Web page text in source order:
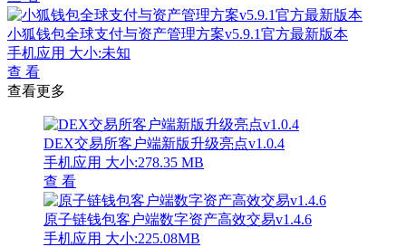
小狐钱包全球支付与资产管理方案v5.9.1官方最新版本
手机应用 大小:未知
查 看
查看更多
DEX交易所客户端新版升级亮点v1.0.4
手机应用 大小:278.35 MB
查 看
原子链钱包客户端数字资产高效交易v1.4.6
手机应用 大小:225.08MB